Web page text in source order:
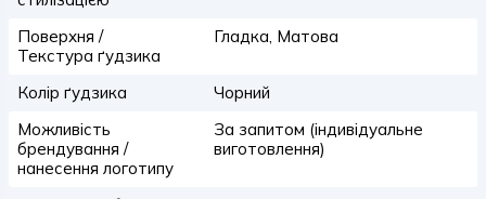
Поверхня /
Текстура ґудзика
Гладка, Матова
Колір ґудзика
Чорний
Можливість
брендування /
нанесення логотипу
За запитом (індивідуальне
виготовлення)